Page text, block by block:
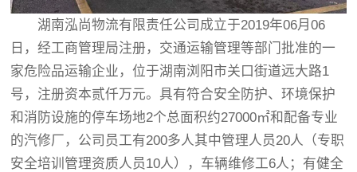
湖南泓尚物流有限责任公司成立于2019年06月06
日，经工商管理局注册，交通运输管理等部门批准的一
家危险品运输企业，位于湖南浏阳市关口街道远大路1
号，注册资本贰仟万元。具有符合安全防护、环境保护
和消防设施的停车场地2个总面积约27000㎡和配备专业
的汽修厂，公司员工有200多人其中管理人员20人（专职
安全培训管理资质人员10人），车辆维修工6人；有健全